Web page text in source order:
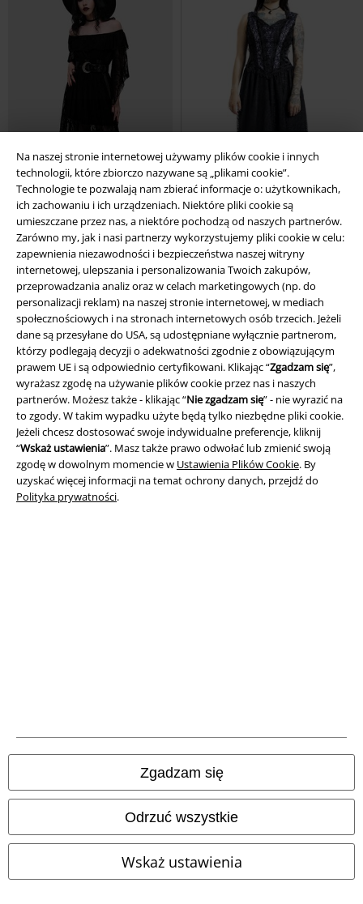
Na naszej stronie internetowej używamy plików cookie i innych
technologii, które zbiorczo nazywane są „plikami cookie”.
Technologie te pozwalają nam zbierać informacje o: użytkownikach,
ich zachowaniu i ich urządzeniach. Niektóre pliki cookie są
umieszczane przez nas, a niektóre pochodzą od naszych partnerów.
Zarówno my, jak i nasi partnerzy wykorzystujemy pliki cookie w celu:
zapewnienia niezawodności i bezpieczeństwa naszej witryny
internetowej, ulepszania i personalizowania Twoich zakupów,
przeprowadzania analiz oraz w celach marketingowych (np. do
personalizacji reklam) na naszej stronie internetowej, w mediach
społecznościowych i na stronach internetowych osób trzecich. Jeżeli
dane są przesyłane do USA, są udostępniane wyłącznie partnerom,
którzy podlegają decyzji o adekwatności zgodnie z obowiązującym
prawem UE i są odpowiednio certyfikowani. Klikając “Zgadzam się”,
wyrażasz zgodę na używanie plików cookie przez nas i naszych
partnerów. Możesz także - klikając “Nie zgadzam się” - nie wyrazić na
to zgody. W takim wypadku użyte będą tylko niezbędne pliki cookie.
Jeżeli chcesz dostosować swoje indywidualne preferencje, kliknij
“Wskaż ustawienia”. Masz także prawo odwołać lub zmienić swoją
zgodę w dowolnym momencie w Ustawienia Plików Cookie. By
uzyskać więcej informacji na temat ochrony danych, przejdź do
Polityka prywatności.
Zgadzam się
Odrzuć wszystkie
Wskaż ustawienia
Ostatnie sztuki Nowość
469.90 zł
Veil of Dawn - Twilight Seraph
Killstar
Sukienka długa
% Aplikacja wyszywana
629.90 zł
Long Gothic Dress
Sinister
Gothic
Sukienka długa